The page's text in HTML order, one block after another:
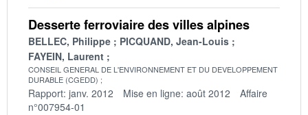
Desserte ferroviaire des villes alpines
BELLEC, Philippe
PICQUAND, Jean-Louis
FAYEIN, Laurent
CONSEIL GENERAL DE L'ENVIRONNEMENT ET DU DEVELOPPEMENT
DURABLE (CGEDD)
Rapport: janv. 2012 Mise en ligne: août 2012
Affaire
n°007954-01